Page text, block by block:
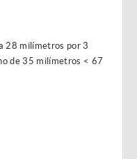
28 milímetros por 3
de 35 milímetros < 67